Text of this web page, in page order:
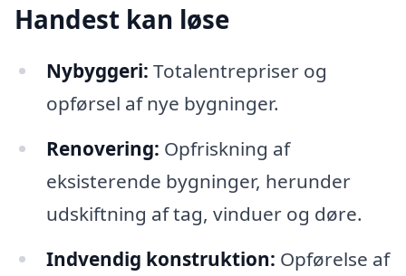
Handest kan løse
Nybyggeri: Totalentrepriser og
opførsel af nye bygninger.
Renovering: Opfriskning af
eksisterende bygninger, herunder
udskiftning af tag, vinduer og døre.
Indvendig konstruktion: Opførelse af